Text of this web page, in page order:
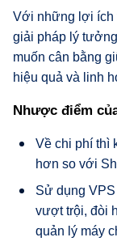
Với những lợi ích
giải pháp lý
muốn cân bằng
hiệu quả và linh
Nhược điểm
Về chi phí thì
hơn so với
Sử dụng
vượt trội, đòi
quản lý máy